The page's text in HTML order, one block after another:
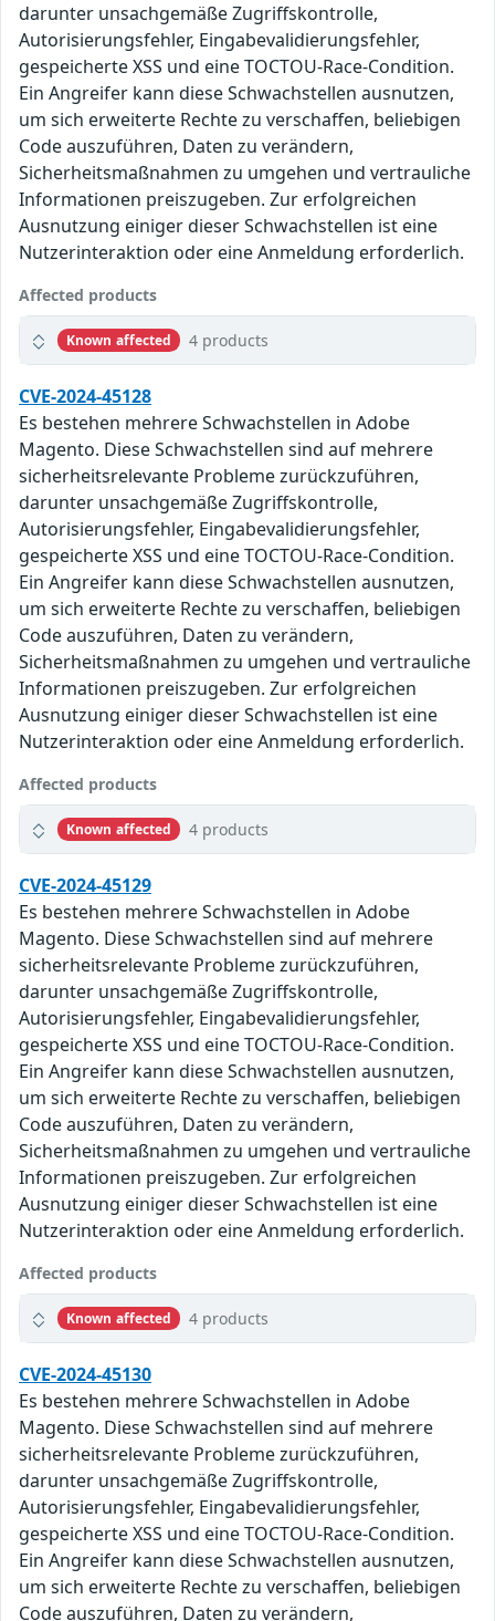
darunter unsachgemäße Zugriffskontrolle,
Autorisierungsfehler, Eingabevalidierungsfehler,
gespeicherte XSS und eine TOCTOU-Race-Condition.
Ein Angreifer kann diese Schwachstellen ausnutzen,
um sich erweiterte Rechte zu verschaffen, beliebigen
Code auszuführen, Daten zu verändern,
Sicherheitsmaßnahmen zu umgehen und vertrauliche
Informationen preiszugeben. Zur erfolgreichen
Ausnutzung einiger dieser Schwachstellen ist eine
Nutzerinteraktion oder eine Anmeldung erforderlich.
Affected products
Known affected 4 products
CVE-2024-45128
Es bestehen mehrere Schwachstellen in Adobe
Magento. Diese Schwachstellen sind auf mehrere
sicherheitsrelevante Probleme zurückzuführen,
darunter unsachgemäße Zugriffskontrolle,
Autorisierungsfehler, Eingabevalidierungsfehler,
gespeicherte XSS und eine TOCTOU-Race-Condition.
Ein Angreifer kann diese Schwachstellen ausnutzen,
um sich erweiterte Rechte zu verschaffen, beliebigen
Code auszuführen, Daten zu verändern,
Sicherheitsmaßnahmen zu umgehen und vertrauliche
Informationen preiszugeben. Zur erfolgreichen
Ausnutzung einiger dieser Schwachstellen ist eine
Nutzerinteraktion oder eine Anmeldung erforderlich.
Affected products
Known affected 4 products
CVE-2024-45129
Es bestehen mehrere Schwachstellen in Adobe
Magento. Diese Schwachstellen sind auf mehrere
sicherheitsrelevante Probleme zurückzuführen,
darunter unsachgemäße Zugriffskontrolle,
Autorisierungsfehler, Eingabevalidierungsfehler,
gespeicherte XSS und eine TOCTOU-Race-Condition.
Ein Angreifer kann diese Schwachstellen ausnutzen,
um sich erweiterte Rechte zu verschaffen, beliebigen
Code auszuführen, Daten zu verändern,
Sicherheitsmaßnahmen zu umgehen und vertrauliche
Informationen preiszugeben. Zur erfolgreichen
Ausnutzung einiger dieser Schwachstellen ist eine
Nutzerinteraktion oder eine Anmeldung erforderlich.
Affected products
Known affected 4 products
CVE-2024-45130
Es bestehen mehrere Schwachstellen in Adobe
Magento. Diese Schwachstellen sind auf mehrere
sicherheitsrelevante Probleme zurückzuführen,
darunter unsachgemäße Zugriffskontrolle,
Autorisierungsfehler, Eingabevalidierungsfehler,
gespeicherte XSS und eine TOCTOU-Race-Condition.
Ein Angreifer kann diese Schwachstellen ausnutzen,
um sich erweiterte Rechte zu verschaffen, beliebigen
Code auszuführen, Daten zu verändern,